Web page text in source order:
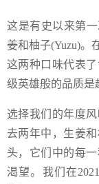
这是有史以来第一
姜和柚子(Yuzu)。
这两种口味代表
级英雄般的品质是
选择我们的年度
去两年中，生姜
头，它们中的每
渴望。我们在